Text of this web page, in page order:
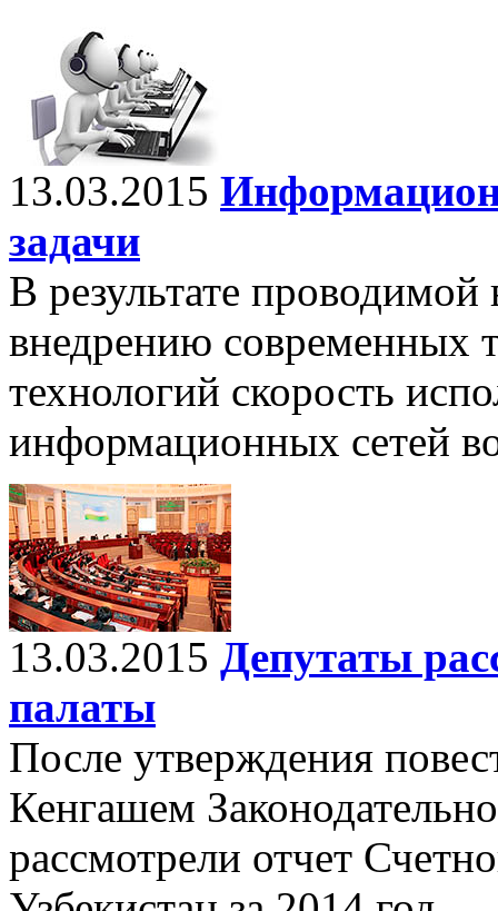
13.03.2015
задачи
В результате
внедрению современных
технологий скорость
информационных сетей
13.03.2015 Депутаты
палаты
После утверждения
Кенгашем
рассмотрели отчет